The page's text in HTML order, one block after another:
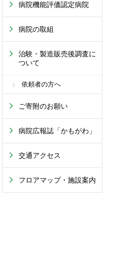
病院機能評価認定病院
病院の取組
治験・製造販売後調査に
ついて
依頼者の方へ
ご寄附のお願い
病院広報誌「かもがわ」
交通アクセス
フロアマップ・施設案内